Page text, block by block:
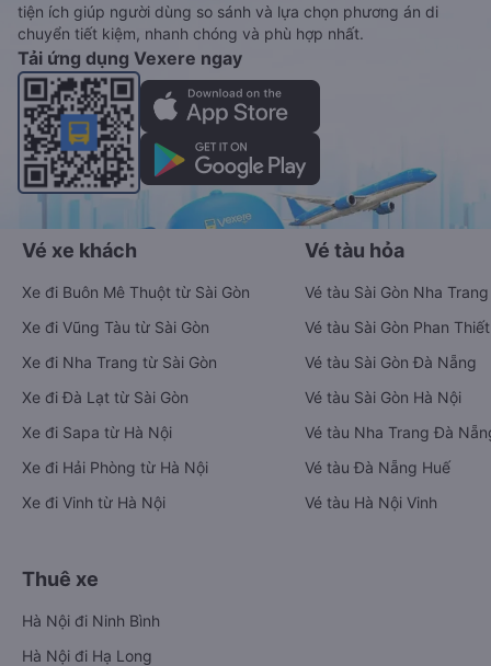
tiện ích giúp người dùng so sánh và lựa chọn phương án di
chuyển tiết kiệm, nhanh chóng và phù hợp nhất.
Tải ứng dụng Vexere ngay
Vé xe khách
Xe đi Buôn Mê Thuột từ Sài Gòn
Xe đi Vũng Tàu từ Sài Gòn
Xe đi Nha Trang từ Sài Gòn
Xe đi Đà Lạt từ Sài Gòn
Xe đi Sapa từ Hà Nội
Xe đi Hải Phòng từ Hà Nội
Xe đi Vinh từ Hà Nội
Vé tàu hỏa
Vé tàu Sài Gòn Nha Trang
Vé tàu Sài Gòn Phan Thiết
Vé tàu Sài Gòn Đà Nẵng
Vé tàu Sài Gòn Hà Nội
Vé tàu Nha Trang Đà
Vé tàu Đà Nẵng Huế
Vé tàu Hà Nội Vinh
Thuê xe
Hà Nội đi Ninh Bình
Hà Nội đi Hạ Long